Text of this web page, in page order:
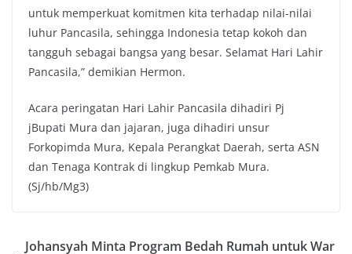
untuk memperkuat komitmen kita terhadap nilai-nilai
luhur Pancasila, sehingga Indonesia tetap kokoh dan
tangguh sebagai bangsa yang besar. Selamat Hari Lahir
Pancasila,” demikian Hermon.
Acara peringatan Hari Lahir Pancasila dihadiri Pj
jBupati Mura dan jajaran, juga dihadiri unsur
Forkopimda Mura, Kepala Perangkat Daerah, serta ASN
dan Tenaga Kontrak di lingkup Pemkab Mura.
(Sj/hb/Mg3)
Johansyah Minta Program Bedah Rumah untuk War